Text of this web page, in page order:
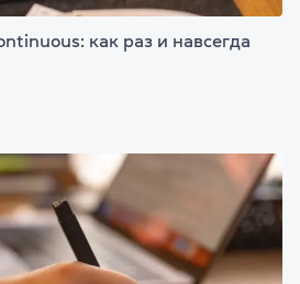
как раз и навсегда